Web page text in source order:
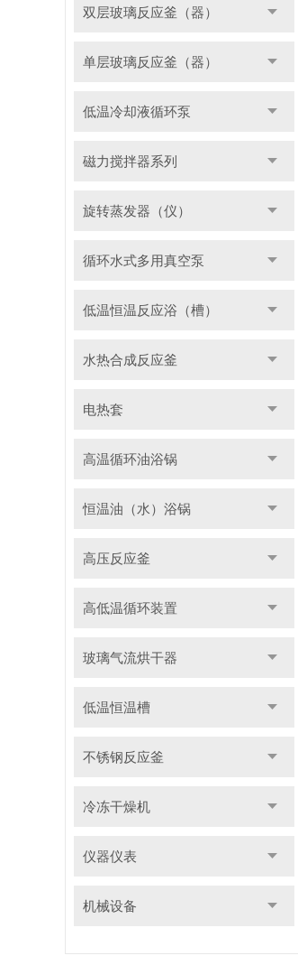
双层玻璃反应釜（器）
单层玻璃反应釜（器）
低温冷却液循环泵
磁力搅拌器系列
旋转蒸发器（仪）
循环水式多用真空泵
低温恒温反应浴（槽）
水热合成反应釜
电热套
高温循环油浴锅
恒温油（水）浴锅
高压反应釜
高低温循环装置
玻璃气流烘干器
低温恒温槽
不锈钢反应釜
冷冻干燥机
仪器仪表
机械设备